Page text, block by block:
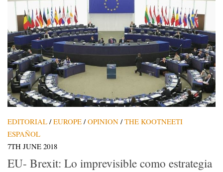
EDITORIAL / EUROPE / OPINION / THE KOOTNEETI
ESPAÑOL
7TH JUNE 2018
EU- Brexit: Lo imprevisible como estrategia